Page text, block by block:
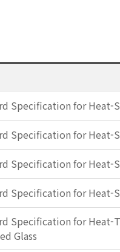
Specification for Heat-
Specification for Heat-
Specification for Heat-
Specification for Heat-
Specification for Heat-
Glass